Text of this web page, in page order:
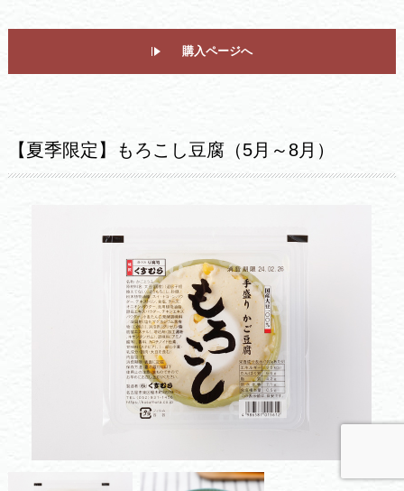
購入ページへ
【夏季限定】もろこし豆腐（5月～8月）